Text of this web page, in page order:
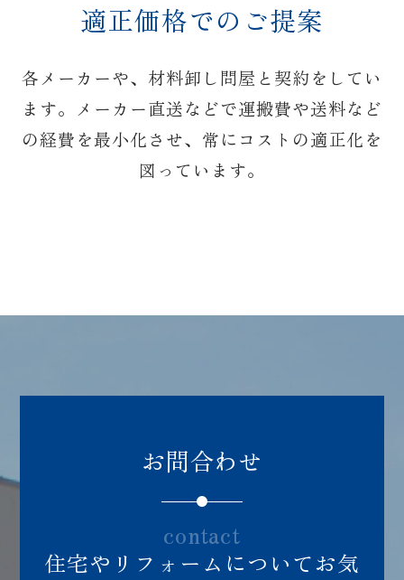
適正価格でのご提案
各メーカーや、材料卸し問屋と契約をしてい
ます。メーカー直送などで運搬費や送料など
の経費を最小化させ、常にコストの適正化を
図っています。
お問合わせ
contact
住宅やリフォームについてお気